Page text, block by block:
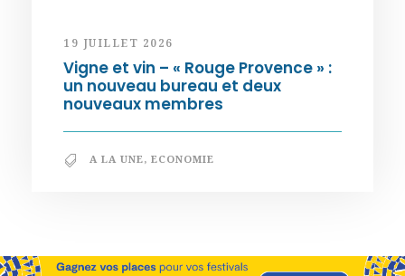
19 JUILLET 2026
Vigne et vin – « Rouge Provence » :
un nouveau bureau et deux
nouveaux membres
A LA UNE, ECONOMIE